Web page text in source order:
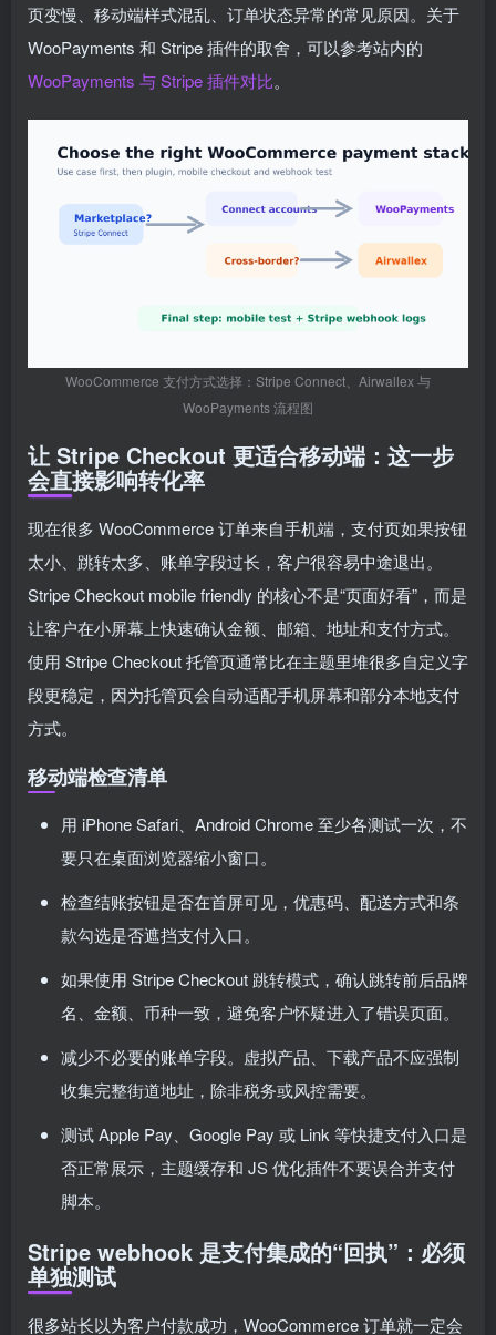
页变慢、移动端样式混乱、订单状态异常的常见原因。关于
WooPayments 和 Stripe 插件的取舍，可以参考站内的
WooPayments 与 Stripe 插件对比。
WooCommerce 支付方式选择：Stripe Connect、Airwallex 与
WooPayments 流程图
让 Stripe Checkout 更适合移动端：这一步
会直接影响转化率
现在很多 WooCommerce 订单来自手机端，支付页如果按钮
太小、跳转太多、账单字段过长，客户很容易中途退出。
Stripe Checkout mobile friendly 的核心不是“页面好看”，而是
让客户在小屏幕上快速确认金额、邮箱、地址和支付方式。
使用 Stripe Checkout 托管页通常比在主题里堆很多自定义字
段更稳定，因为托管页会自动适配手机屏幕和部分本地支付
方式。
移动端检查清单
用 iPhone Safari、Android Chrome 至少各测试一次，不
要只在桌面浏览器缩小窗口。
检查结账按钮是否在首屏可见，优惠码、配送方式和条
款勾选是否遮挡支付入口。
如果使用 Stripe Checkout 跳转模式，确认跳转前后品牌
名、金额、币种一致，避免客户怀疑进入了错误页面。
减少不必要的账单字段。虚拟产品、下载产品不应强制
收集完整街道地址，除非税务或风控需要。
测试 Apple Pay、Google Pay 或 Link 等快捷支付入口是
否正常展示，主题缓存和 JS 优化插件不要误合并支付
脚本。
Stripe webhook 是支付集成的“回执”：必须
单独测试
很多站长以为客户付款成功，WooCommerce 订单就一定会